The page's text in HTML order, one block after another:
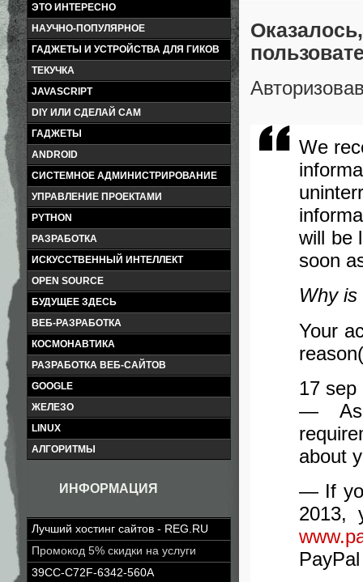
ЭТО ИНТЕРЕСНО
НАУЧНО-ПОПУЛЯРНОЕ
ГАДЖЕТЫ И УСТРОЙСТВА ДЛЯ ГИКОВ
ТЕКУЧКА
JAVASCRIPT
DIY ИЛИ СДЕЛАЙ САМ
ГАДЖЕТЫ
ANDROID
СИСТЕМНОЕ АДМИНИСТРИРОВАНИЕ
УПРАВЛЕНИЕ ПРОЕКТАМИ
PYTHON
РАЗРАБОТКА
ИСКУССТВЕННЫЙ ИНТЕЛЛЕКТ
OPEN SOURCE
БУДУЩЕЕ ЗДЕСЬ
ВЕБ-РАЗРАБОТКА
КОСМОНАВТИКА
РАЗРАБОТКА ВЕБ-САЙТОВ
GOOGLE
ЖЕЛЕЗО
LINUX
АЛГОРИТМЫ
ИНФОРМАЦИЯ
Лучший хостинг сайтов - REG.RU
Промокод 5% скидки на услуги
39CC-C72F-6342-560A
We
will be
soon
Why
Your
17 sep
— As
about
— If
2013,